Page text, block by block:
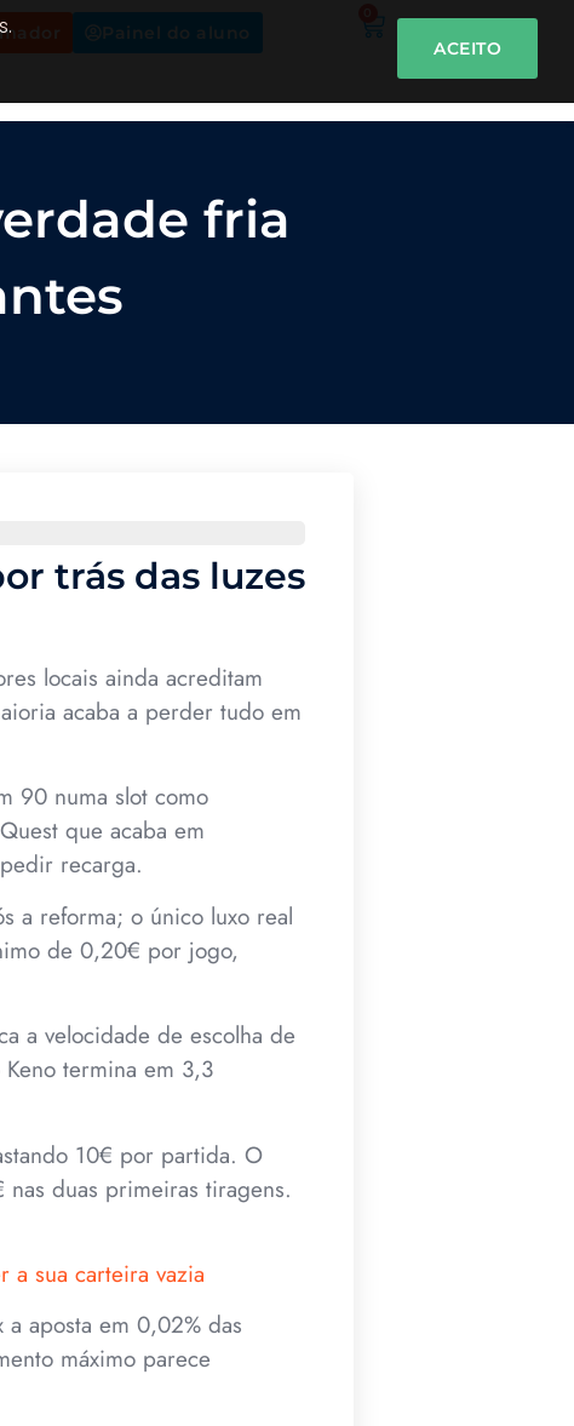
Painel do aluno
fria
trás das luzes
locais ainda acreditam
acaba a perder tudo em
90 numa slot como
que acaba em
recarga.
a reforma; o único luxo real
de 0,20€ por jogo,
a velocidade de escolha de
termina em 3,3
10€ por partida. O
duas primeiras tiragens.
a sua carteira vazia
aposta em 0,02% das
máximo parece
ACEITO